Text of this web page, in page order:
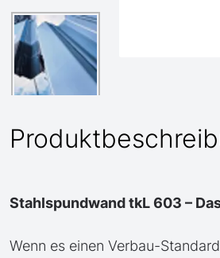
Stahlspundwand tkL 603 –
Wenn es einen Verbau-